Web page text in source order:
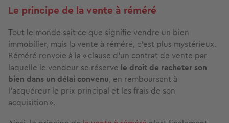
Le principe de la vente à réméré
Tout le monde sait ce que signifie vendre un bien
immobilier, mais la vente à réméré, c’est plus mystérieux.
Réméré renvoie à la « clause d’un contrat de vente par
laquelle le vendeur se réserve le droit de racheter son
bien dans un délai convenu, en remboursant à
l’acquéreur le prix principal et les frais de son
acquisition ».